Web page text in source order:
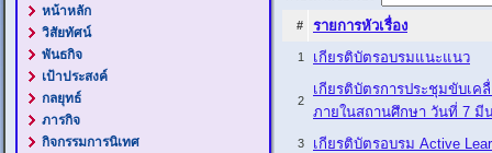
หน้าหลัก
วิสัยทัศน์
พันธกิจ
เป้าประสงค์
กลยุทธ์
ภารกิจ
กิจกรรมการนิเทศ
# รายการหัวเรื่อง
1 เกียรติบัตรอบรมแนะแนว
2
เกียรติบัตรการประชุมขับเ
ภายในสถานศึกษา วันที่ 7 มี
3 เกียรติบัตรอบรม Active